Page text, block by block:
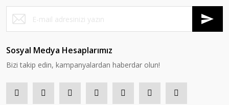
Sosyal Medya Hesaplarımız
Bizi takip edin, kampanyalardan haberdar olun!